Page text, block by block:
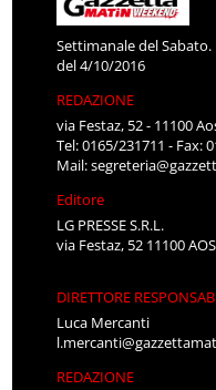
Settimanale del
del 4/10/2016
REDAZIONE
via Festaz, 52 - 11100
Tel: 0165/231711 - Fax:
Mail:
Editore
LG PRESSE S.R.L.
via Festaz, 52 11100
DIRETTORE
Luca Mercanti
REDAZIONE